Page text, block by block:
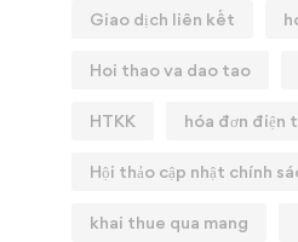
Giao dịch liên kết
Hoi thao va dao tao
HTKK hóa đơn điện
Hội thảo cập nhật chính
khai thue qua mang